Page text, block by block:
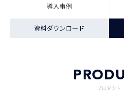
資料ダウンロード
導入事例
プロダクト